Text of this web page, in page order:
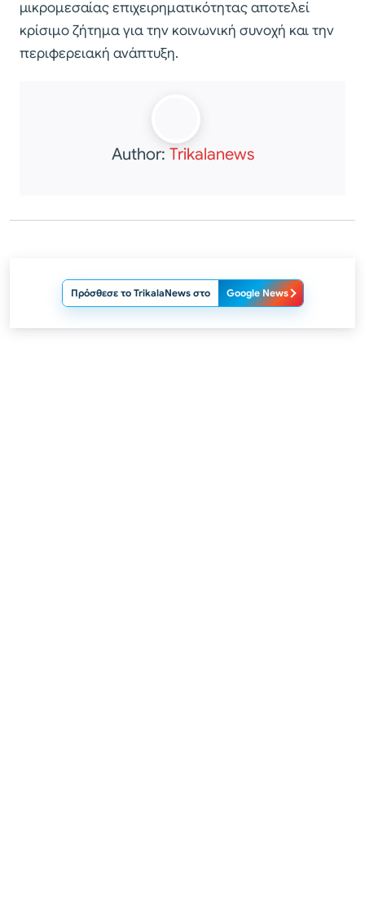
μικρομεσαίας επιχειρηματικότητας αποτελεί
κρίσιμο ζήτημα για την κοινωνική συνοχή και την
περιφερειακή ανάπτυξη.
Author: Trikalanews
Πρόσθεσε το TrikalaNews στο Google News